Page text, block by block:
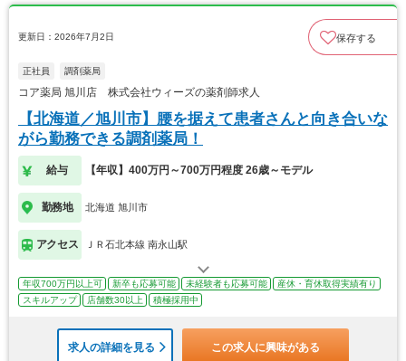
更新日：2026年7月2日 保存する
正社員 調剤薬局
コア薬局 旭川店 株式会社ウィーズの薬剤師求人
【北海道／旭川市】腰を据えて患者さんと向き合いな
がら勤務できる調剤薬局！
給与 【年収】400万円～700万円程度 26歳～モデル
勤務地 北海道 旭川市
アクセス ＪＲ石北本線 南永山駅
年収700万円以上可 新卒も応募可能 未経験者も応募可能
産休・育休取得実績有り
スキルアップ
店舗数30以上 積極採用中
求人の詳細を見る この求人に興味がある